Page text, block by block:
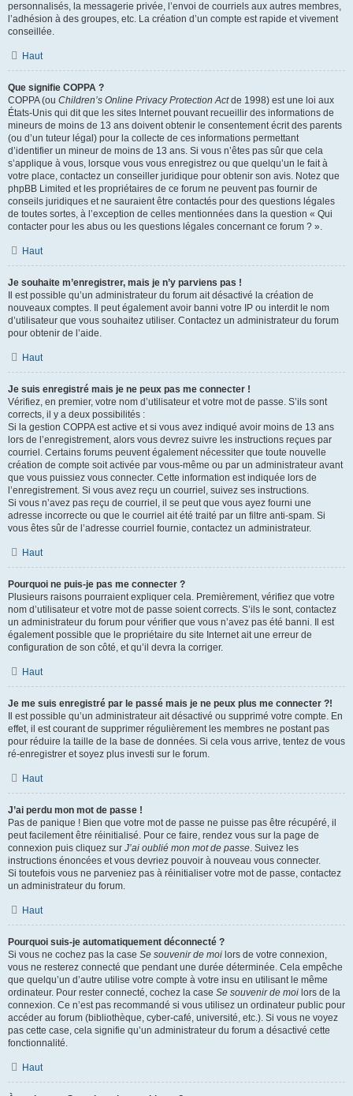
personnalisés, la messagerie privée, l’envoi de courriels aux autres membres,
l’adhésion à des groupes, etc. La création d’un compte est rapide et vivement
conseillée.
Haut
Que signifie COPPA ?
COPPA (ou Children’s Online Privacy Protection Actde 1998) est une loi aux
États-Unis qui dit que les sites Internet pouvant recueillir des informations de
mineurs de moins de 13 ans doivent obtenir le consentement écrit des parents
(ou d’un tuteur légal) pour la collecte de ces informations permettant
d’identifier un mineur de moins de 13 ans. Si vous n’êtes pas sûr que cela
s’applique à vous, lorsque vous vous enregistrez ou que quelqu’un le fait à
votre place, contactez un conseiller juridique pour obtenir son avis. Notez que
phpBB Limited et les propriétaires de ce forum ne peuvent pas fournir de
conseils juridiques et ne sauraient être contactés pour des questions légales
de toutes sortes, à l’exception de celles mentionnées dans la question « Qui
contacter pour les abus ou les questions légales concernant ce forum ? ».
Haut
Je souhaite m’enregistrer, mais je n’y parviens pas !
Il est possible qu’un administrateur du forum ait désactivé la création de
nouveaux comptes. Il peut également avoir banni votre IP ou interdit le nom
d’utilisateur que vous souhaitez utiliser. Contactez un administrateur du forum
pour obtenir de l’aide.
Haut
Je suis enregistré mais je ne peux pas me connecter !
Vérifiez, en premier, votre nom d’utilisateur et votre mot de passe. S’ils sont
corrects, il y a deux possibilités :
Si la gestion COPPA est active et si vous avez indiqué avoir moins de 13 ans
lors de l’enregistrement, alors vous devrez suivre les instructions reçues par
courriel. Certains forums peuvent également nécessiter que toute nouvelle
création de compte soit activée par vous-même ou par un administrateur avant
que vous puissiez vous connecter. Cette information est indiquée lors de
l’enregistrement. Si vous avez reçu un courriel, suivez ses instructions.
Si vous n’avez pas reçu de courriel, il se peut que vous ayez fourni une
adresse incorrecte ou que le courriel ait été traité par un filtre anti-spam. Si
vous êtes sûr de l’adresse courriel fournie, contactez un administrateur.
Haut
Pourquoi ne puis-je pas me connecter ?
Plusieurs raisons pourraient expliquer cela. Premièrement, vérifiez que votre
nom d’utilisateur et votre mot de passe soient corrects. S’ils le sont, contactez
un administrateur du forum pour vérifier que vous n’avez pas été banni. Il est
également possible que le propriétaire du site Internet ait une erreur de
configuration de son côté, et qu’il devra la corriger.
Haut
Je me suis enregistré par le passé mais je ne peux plus me connecter ?!
Il est possible qu’un administrateur ait désactivé ou supprimé votre compte. En
effet, il est courant de supprimer régulièrement les membres ne postant pas
pour réduire la taille de la base de données. Si cela vous arrive, tentez de vous
ré-enregistrer et soyez plus investi sur le forum.
Haut
J’ai perdu mon mot de passe !
Pas de panique ! Bien que votre mot de passe ne puisse pas être récupéré, il
peut facilement être réinitialisé. Pour ce faire, rendez vous sur la page de
connexion puis cliquez sur J’ai oublié mon mot de passe. Suivez les
instructions énoncées et vous devriez pouvoir à nouveau vous connecter.
Si toutefois vous ne parveniez pas à réinitialiser votre mot de passe, contactez
un administrateur du forum.
Haut
Pourquoi suis-je automatiquement déconnecté ?
Si vous ne cochez pas la case Se souvenir de moi lors de votre connexion,
vous ne resterez connecté que pendant une durée déterminée. Cela empêche
que quelqu’un d’autre utilise votre compte à votre insu en utilisant le même
ordinateur. Pour rester connecté, cochez la case Se souvenir de moi lors de la
connexion. Ce n’est pas recommandé si vous utilisez un ordinateur public pour
accéder au forum (bibliothèque, cyber-café, université, etc.). Si vous ne voyez
pas cette case, cela signifie qu’un administrateur du forum a désactivé cette
fonctionnalité.
Haut